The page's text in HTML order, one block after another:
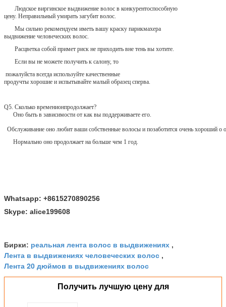
Людское виргинское выдвижение волос в конкурентоспособную
цену. Неправильный умирать загубит волос.
Мы сильно рекомендуем иметь вашу краску парикмахера
выдвижение человеческих волос.
Расцветка собой примет риск не приходить вне тень вы хотите.
Если вы не можете получить к салону, то
пожалуйста всегда используйте качественные
продучты хорошие и испытывайте малый образец сперва.
Q5. Сколько временионпродолжает?
Оно быть в зависимости от как вы поддерживаете его.
Обслуживание оно любит ваши собственные волосы и позаботится очень хороший о
Нормально оно продолжает на больше чем 1 год.
Whatsapp: +8615270890256
Skype: alice199608
Бирки: реальная лента волос в выдвижениях ,
Лента в выдвижениях человеческих волос ,
Лента 20 дюймов в выдвижениях волос
Получить лучшую цену для